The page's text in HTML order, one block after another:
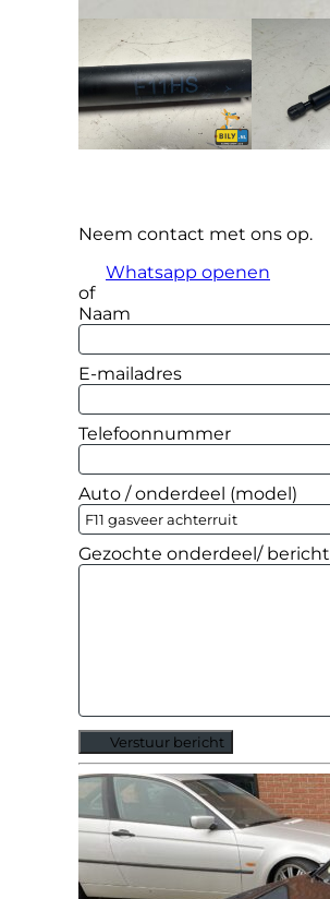
Neem contact met ons op.
Whatsapp openen
of
Naam
E-mailadres
Telefoonnummer
Auto / onderdeel (model)
Gezochte onderdeel/ bericht
Verstuur bericht
Alternative: